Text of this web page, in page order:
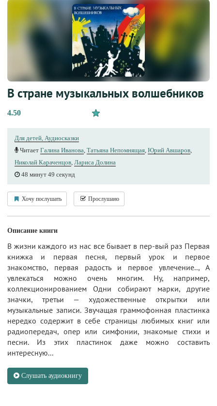
В стране музыкальных волшебников
4.50
Для детей, Аудиосказки
Читает Галина Иванова Татьяна Непомнящая Юрий Авшаров
Николай Караченцов Лариса Долина
48 минут 49 секунд
Хочу послушать Прослушано
Описание книги
В жизни каждого из нас все бывает в пер-вый раз Первая
книжка и первая песня, первый урок и первое
знакомство, первая радость и первое увлечение.., А
увлекаться можно очень многим. Ну, например,
коллекционированием Одни собирают марки, другие
значки, третьи — художественные открытки или
музыкальные записи. Звучащая граммофонная пластинка
нередко содержит в себе страницы любимых книг или
радиопередач, опер или симфонии, знакомые стихи и
песни. Из этих пластинок даже можно составить
интересную...
Слушать аудиокнигу